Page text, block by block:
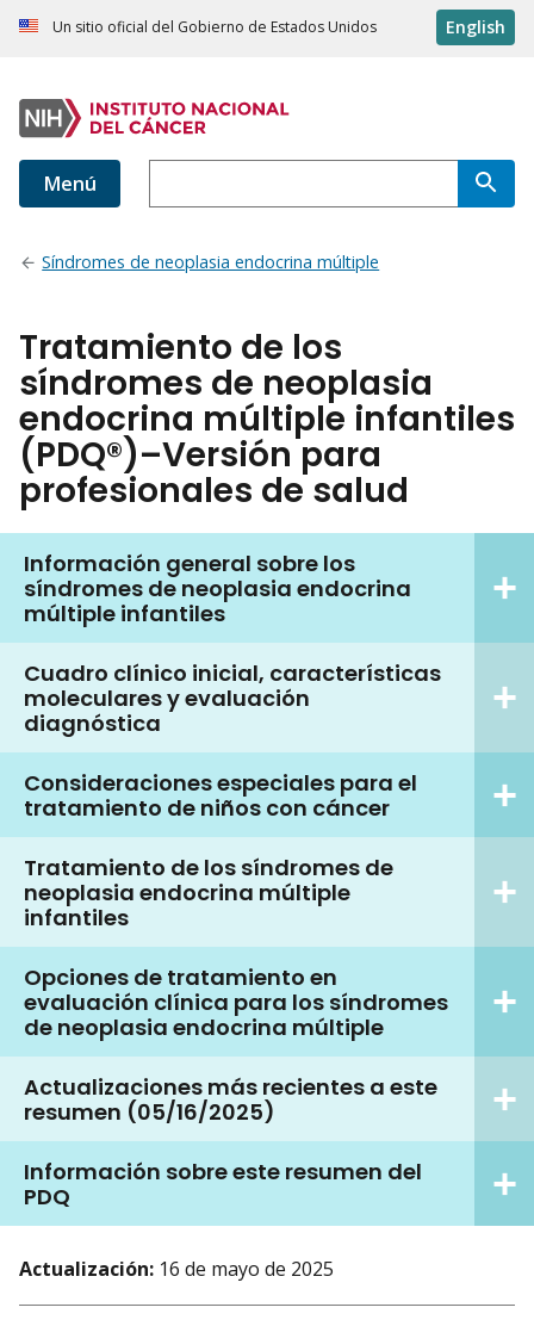
Un sitio oficial del Gobierno de Estados Unidos English
Menú
Síndromes de neoplasia endocrina múltiple
Tratamiento de los
síndromes de neoplasia
endocrina múltiple infantiles
(PDQ®)–Versión para
profesionales de salud
Información general sobre los
síndromes de neoplasia endocrina
múltiple infantiles
Cuadro clínico inicial, características
moleculares y evaluación
diagnóstica
Consideraciones especiales para el
tratamiento de niños con cáncer
Tratamiento de los síndromes de
neoplasia endocrina múltiple
infantiles
Opciones de tratamiento en
evaluación clínica para los síndromes
de neoplasia endocrina múltiple
Actualizaciones más recientes a este
resumen (05/16/2025)
Información sobre este resumen del
PDQ
Actualización: 16 de mayo de 2025